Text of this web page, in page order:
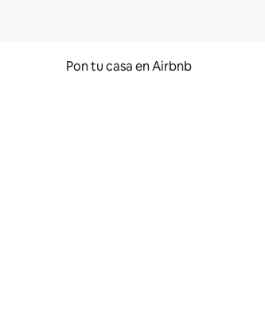
Pon tu casa en Airbnb